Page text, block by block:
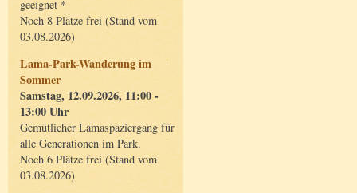
geeignet *
Noch 8 Plätze frei (Stand vom
03.08.2026)
Lama-Park-Wanderung im
Sommer
Samstag, 12.09.2026, 11:00 -
13:00 Uhr
Gemütlicher Lamaspaziergang für
alle Generationen im Park.
Noch 6 Plätze frei (Stand vom
03.08.2026)